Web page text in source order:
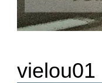
vielou01